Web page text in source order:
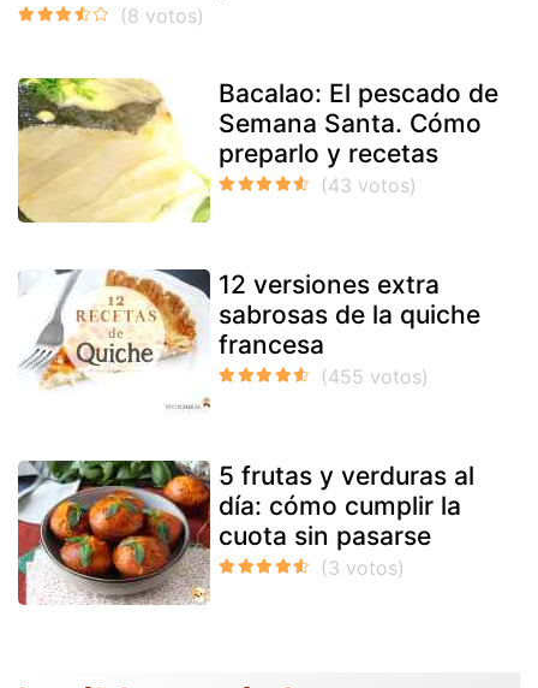
Bacalao: El pescado de
Semana Santa. Cómo
preparlo y recetas
12 versiones extra
sabrosas de la quiche
francesa
5 frutas y verduras al
día: cómo cumplir la
cuota sin pasarse